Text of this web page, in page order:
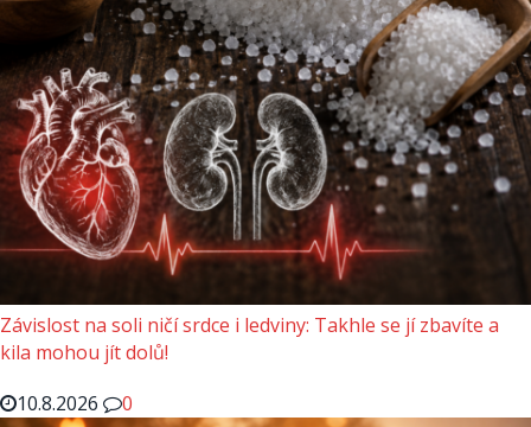
Závislost na soli ničí srdce i ledviny: Takhle se jí zbavíte a
kila mohou jít dolů!
10.8.2026
0